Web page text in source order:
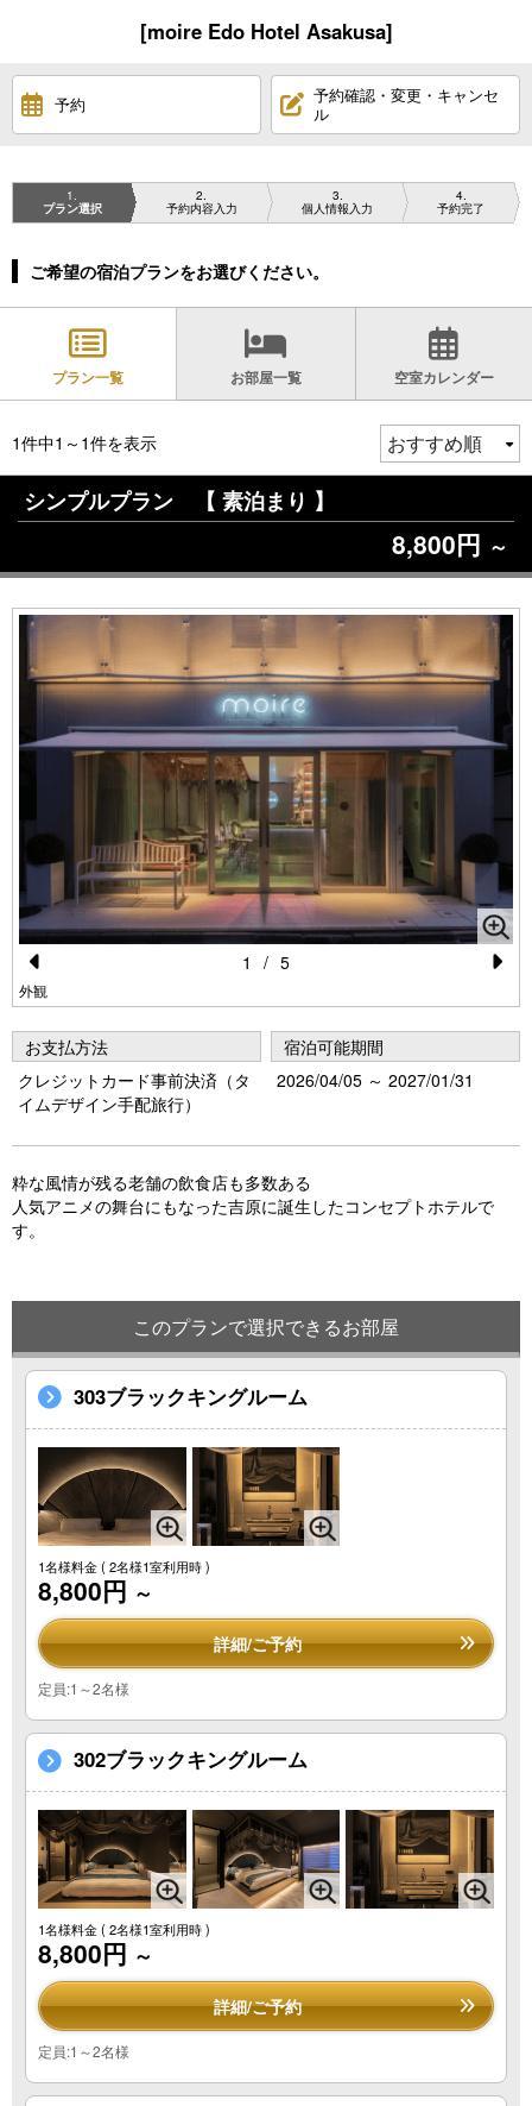
[moire Edo Hotel Asakusa]
予約
予約確認・変更・キャンセ
ル
1
プラン選択
2
予約内容入力
3
個人情報入力
4
予約完了
ご希望の宿泊プランをお選びください。
プラン一覧 お部屋一覧 空室カレンダー
1件中1～1件を表示
シンプルプラン 【 素泊まり 】
8,800円 ～
Pr
e
vi
o
s
外観
e
xt
1 / 5
お支払方法
クレジットカード事前決済（タ
イムデザイン手配旅行）
宿泊可能期間
2026/04/05 ～ 2027/01/31
粋な風情が残る老舗の飲食店も多数ある
人気アニメの舞台にもなった吉原に誕生したコンセプトホテルで
す。
このプランで選択できるお部屋
303ブラックキングルーム
1名様料金( 2名様1室利用時 )
8,800円 ～
詳細/ご予約
定員:1～2名様
302ブラックキングルーム
1名様料金( 2名様1室利用時 )
8,800円 ～
詳細/ご予約
定員:1～2名様